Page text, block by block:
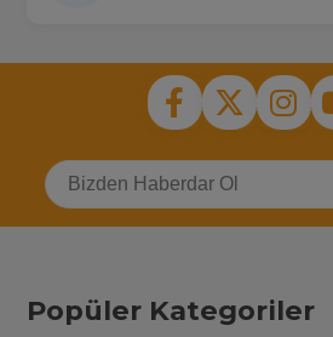
Popüler Kategoriler